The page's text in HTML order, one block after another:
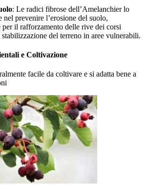
: Le radici fibrose dell’Amelanchier lo
nel prevenire l’erosione del suolo,
il rafforzamento delle rive dei corsi
stabilizzazione del terreno in aree vulnerabili.
e Coltivazione
facile da coltivare e si adatta bene a